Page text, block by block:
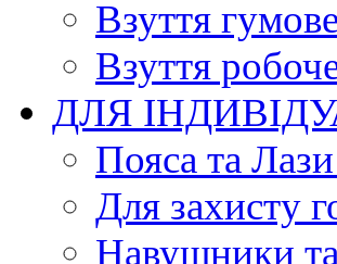
Взуття
Взуття
ДЛЯ
Пояса та
Для захисту
Навушники